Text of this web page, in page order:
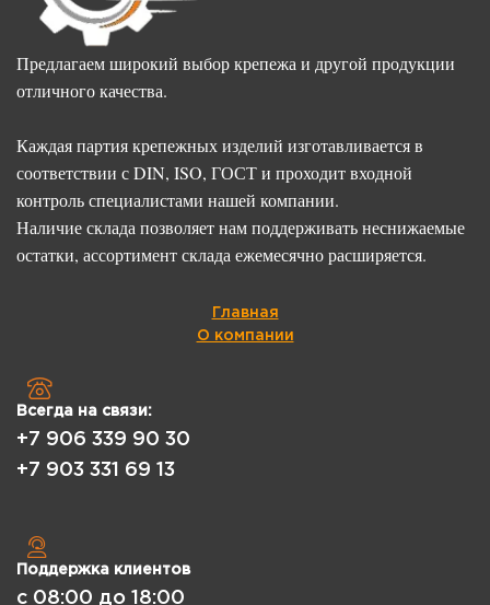
Предлагаем широкий выбор крепежа и другой продукции
отличного качества.
Каждая партия крепежных изделий изготавливается в
соответствии с DIN, ISO, ГОСТ и проходит входной
контроль специалистами нашей компании.
Наличие склада позволяет нам поддерживать неснижаемые
остатки, ассортимент склада ежемесячно расширяется.
Главная
О компании
Всегда на связи:
+7 906 339 90 30
+7 903 331 69 13
Поддержка клиентов
с 08:00 до 18:00